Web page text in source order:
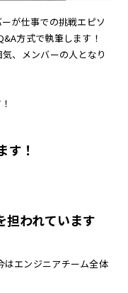
が仕事での挑戦エピソ
方式で執筆します！
、メンバーの人となり
す！
われています
はエンジニアチーム全体